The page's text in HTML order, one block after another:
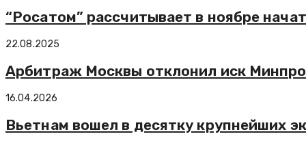
“Росатом” рассчитывает в ноябре
22.08.2025
Арбитраж Москвы отклонил иск
16.04.2026
Вьетнам вошел в десятку крупнейших